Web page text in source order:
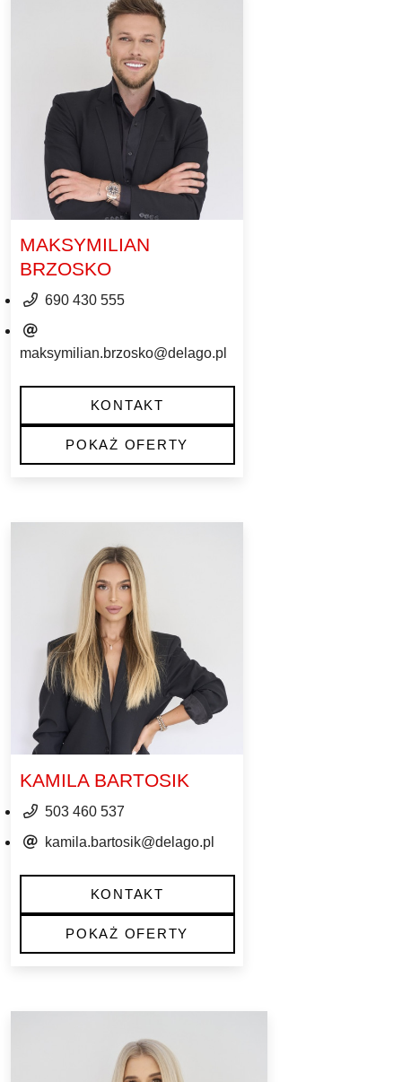
MAKSYMILIAN
BRZOSKO
690 430 555
maksymilian.brzosko@delago.pl
KONTAKT
POKAŻ OFERTY
KAMILA BARTOSIK
503 460 537
kamila.bartosik@delago.pl
KONTAKT
POKAŻ OFERTY